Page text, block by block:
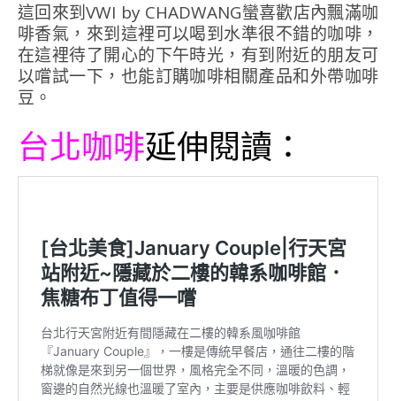
這回來到VWI by CHADWANG蠻喜歡店內飄滿咖
啡香氣，來到這裡可以喝到水準很不錯的咖啡，
在這裡待了開心的下午時光，有到附近的朋友可
以嚐試一下，也能訂購咖啡相關產品和外帶咖啡
豆。
台北咖啡延伸閱讀：